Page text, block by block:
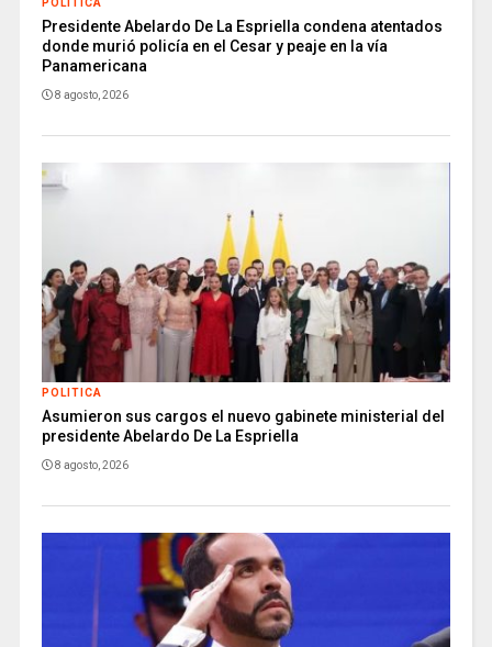
POLITICA
Presidente Abelardo De La Espriella condena atentados
donde murió policía en el Cesar y peaje en la vía
Panamericana
8 agosto, 2026
POLITICA
Asumieron sus cargos el nuevo gabinete ministerial del
presidente Abelardo De La Espriella
8 agosto, 2026